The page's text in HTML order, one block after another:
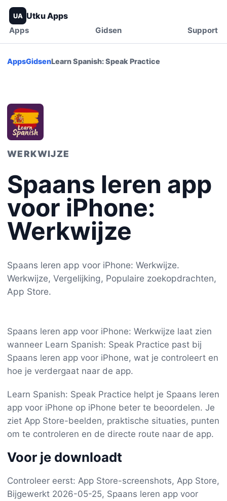
UA Utku Apps
Apps Gidsen Support
AppsGidsenLearn Spanish: Speak Practice
WERKWIJZE
Spaans leren app
voor iPhone:
Werkwijze
Spaans leren app voor iPhone: Werkwijze.
Werkwijze, Vergelijking, Populaire zoekopdrachten,
App Store.
Spaans leren app voor iPhone: Werkwijze laat zien
wanneer Learn Spanish: Speak Practice past bij
Spaans leren app voor iPhone, wat je controleert en
hoe je verdergaat naar de app.
Learn Spanish: Speak Practice helpt je Spaans leren
app voor iPhone op iPhone beter te beoordelen. Je
ziet App Store-beelden, praktische situaties, punten
om te controleren en de directe route naar de app.
Voor je downloadt
Controleer eerst: App Store-screenshots, App Store,
Bijgewerkt 2026-05-25, Spaans leren app voor